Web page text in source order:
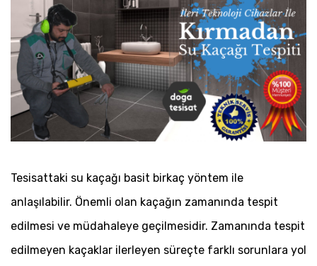
Tesisattaki su kaçağı basit birkaç yöntem ile
anlaşılabilir. Önemli olan kaçağın zamanında tespit
edilmesi ve müdahaleye geçilmesidir. Zamanında tespit
edilmeyen kaçaklar ilerleyen süreçte farklı sorunlara yol